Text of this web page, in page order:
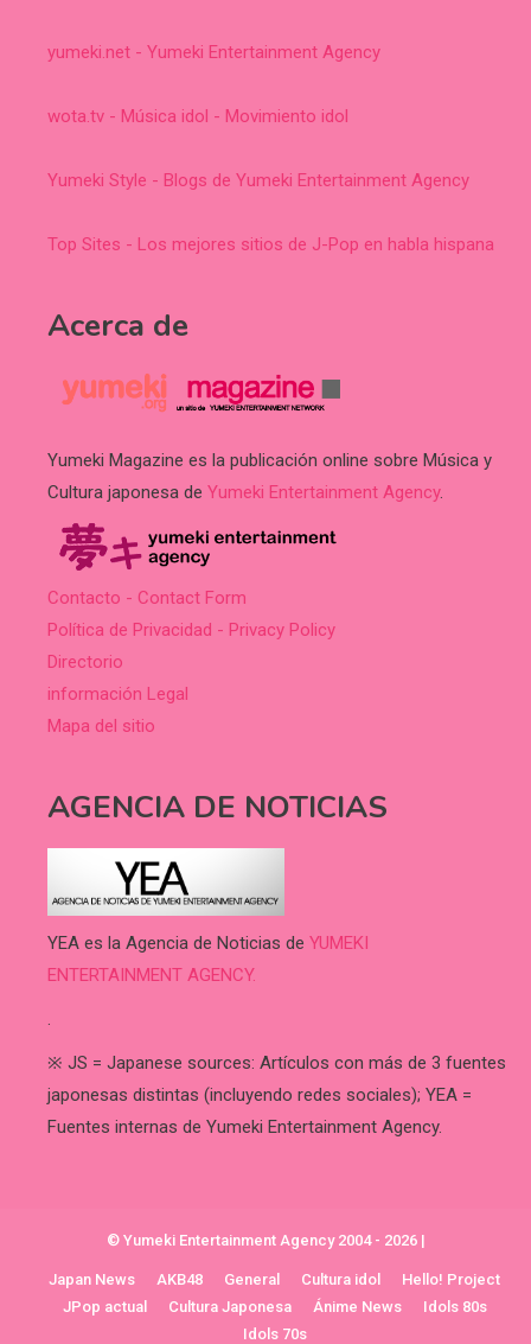
yumeki.net - Yumeki Entertainment Agency
wota.tv - Música idol - Movimiento idol
Yumeki Style - Blogs de Yumeki Entertainment Agency
Top Sites - Los mejores sitios de J-Pop en habla hispana
Acerca de
Yumeki Magazine es la publicación online sobre Música y
Cultura japonesa de Yumeki Entertainment Agency.
Contacto - Contact Form
Política de Privacidad - Privacy Policy
Directorio
información Legal
Mapa del sitio
AGENCIA DE NOTICIAS
YEA es la Agencia de Noticias de YUMEKI
ENTERTAINMENT AGENCY.
.
※ JS = Japanese sources: Artículos con más de 3 fuentes
japonesas distintas (incluyendo redes sociales); YEA =
Fuentes internas de Yumeki Entertainment Agency.
© Yumeki Entertainment Agency 2004 - 2026 |
Japan News AKB48 General Cultura idol
Hello! Project
JPop actual
Cultura Japonesa Ánime News
Idols 80s
Idols 70s